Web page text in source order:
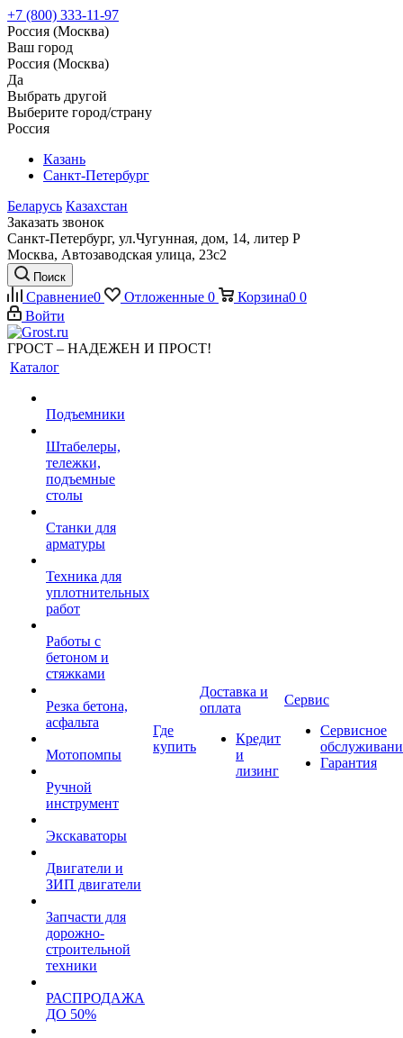
+7 (800) 333-11-97
Россия (Москва)
Ваш город
Россия (Москва)
Да
Выбрать другой
Выберите город/страну
Россия
Казань
Санкт-Петербург
Беларусь Казахстан
Заказать звонок
Санкт-Петербург, ул.Чугунная, дом, 14, литер Р
Москва, Автозаводская улица, 23с2
Поиск
Сравнение0 Отложенные 0 Корзина0 0
Войти
ГРОСТ – НАДЕЖЕН И ПРОСТ!
Каталог
Подъемники
Штабелеры,
тележки,
подъемные
столы
Станки для
арматуры
Техника для
уплотнительных
работ
Работы с
бетоном и
стяжками
Резка бетона,
асфальта
Мотопомпы
Ручной
инструмент
Экскаваторы
Двигатели и
ЗИП двигатели
Запчасти для
дорожно-
строительной
техники
РАСПРОДАЖА
ДО 50%
Где
купить
Доставка и
оплата
Кредит
и
лизинг
Сервис
Сервисное
Гарантия